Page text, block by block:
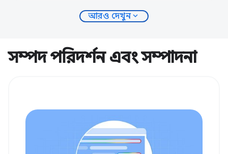
আরও দেখুনexpand_more
সম্পদ পরিদর্শন এবং সম্পাদনা